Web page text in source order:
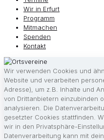
Wir in Erfurt
Programm
Mitmachen
Spenden
Kontakt
Wir verwenden Cookies und
Website und verarbeiten
Adresse), um z.B. Inhalte und
von Drittanbietern einzubinden
analysieren. Die
gesetzter Cookies stattfinden.
wir in den Privatsphäre-
Datenverarbeitung kann mit